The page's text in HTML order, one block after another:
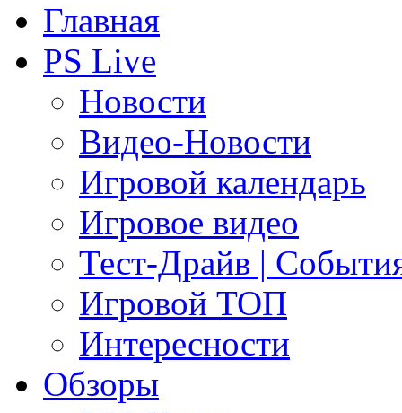
Главная
PS Live
Новости
Видео-Новости
Игровой календарь
Игровое видео
Тест-Драйв |
Игровой ТОП
Интересности
Обзоры